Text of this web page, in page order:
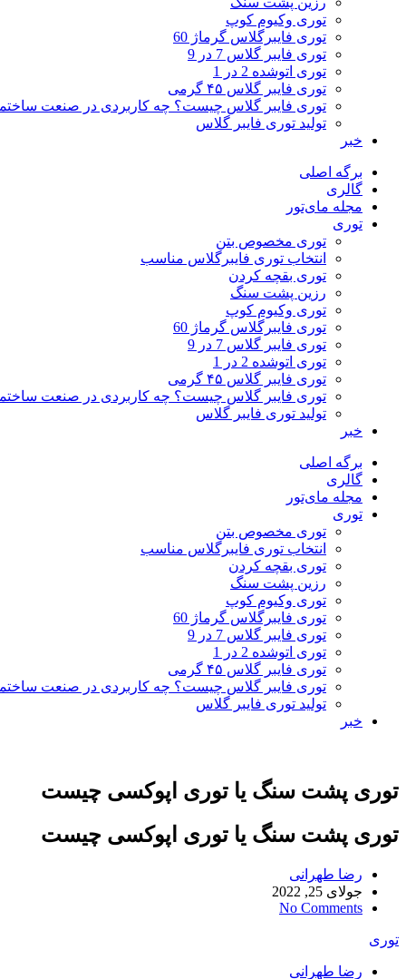
توری وکیوم کوپ
توری فایبرگلاس گرماژ 60
توری فایبر گلاس 7 در 9
توری اتوشده 2 در 1
توری فایبر گلاس ۴۵ گرمی
توری فایبر گلاس چیست؟ چه کاربردی در صنعت
تولید توری فایبر گلاس
خبر
برگه اصلی
گالری
مجله مای‌تور
توری
توری مخصوص بتن
انتخاب توری فایبرگلاس مناسب
توری بقچه کردن
رزین پشت سنگ
توری وکیوم کوپ
توری فایبرگلاس گرماژ 60
توری فایبر گلاس 7 در 9
توری اتوشده 2 در 1
توری فایبر گلاس ۴۵ گرمی
توری فایبر گلاس چیست؟ چه کاربردی در صنعت
تولید توری فایبر گلاس
خبر
برگه اصلی
گالری
مجله مای‌تور
توری
توری مخصوص بتن
انتخاب توری فایبرگلاس مناسب
توری بقچه کردن
رزین پشت سنگ
توری وکیوم کوپ
توری فایبرگلاس گرماژ 60
توری فایبر گلاس 7 در 9
توری اتوشده 2 در 1
توری فایبر گلاس ۴۵ گرمی
توری فایبر گلاس چیست؟ چه کاربردی در صنعت
تولید توری فایبر گلاس
خبر
توری پشت سنگ یا توری اپوکسی چیست
توری پشت سنگ یا توری اپوکسی چیست
رضا طهرانی
جولای 25, 2022
No Comments
توری
رضا طهرانی